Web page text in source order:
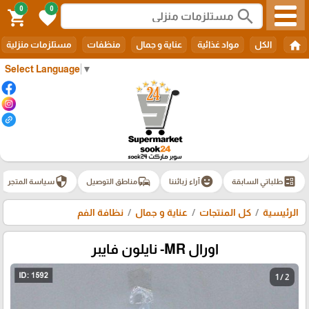
Select Language ▼
search
0
favorite
0
shopping_cart
home الكل مواد غذائية عناية و جمال منظفات مستلزمات منزلية
ballotطلباتي السابقة emoji_emotionsآراء زبائننا commuteمناطق التوصيل securityسياسة المتجر
الرئيسية كل المنتجات عناية و جمال نظافة الفم
اورال MR- نايلون فايبر
1 / 2